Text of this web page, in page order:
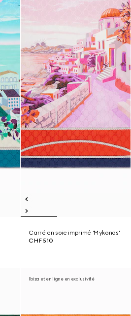
Carré en soie imprimé 'Mykonos'
CHF 510
Ibiza et en ligne en exclusivité